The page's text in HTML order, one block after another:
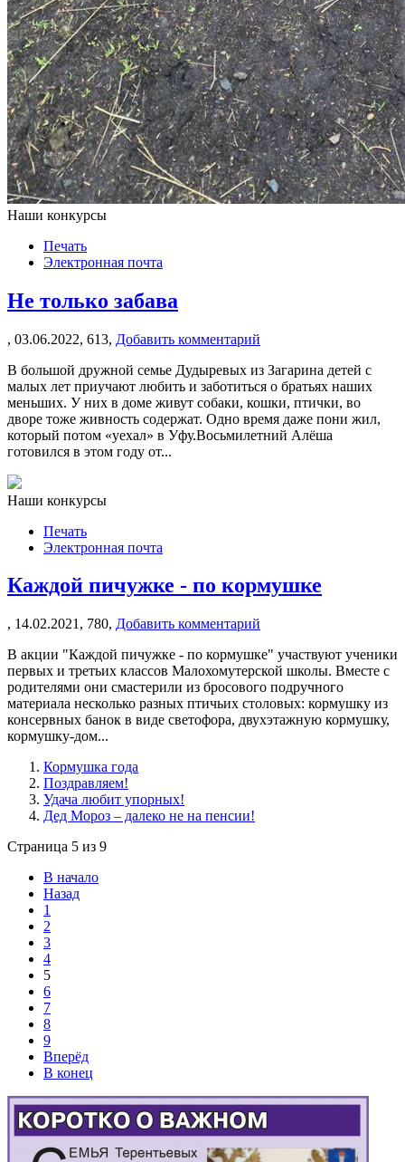
Наши конкурсы
Печать
Электронная почта
Не только забава
, 03.06.2022, 613, Добавить комментарий
В большой дружной семье Дудыревых из Загарина детей с
малых лет приучают любить и заботиться о братьях наших
меньших. У них в доме живут собаки, кошки, птички, во
дворе тоже живность содержат. Одно время даже пони жил,
который потом «уехал» в Уфу.Восьмилетний Алёша
готовился в этом году от...
Наши конкурсы
Печать
Электронная почта
Каждой пичужке - по кормушке
, 14.02.2021, 780, Добавить комментарий
В акции "Каждой пичужке - по кормушке" участвуют ученики
первых и третьих классов Малохомутерской школы. Вместе с
родителями они смастерили из бросового подручного
материала несколько разных птичьих столовых: кормушку из
консервных банок в виде светофора, двухэтажную кормушку,
кормушку-дом...
Кормушка года
Поздравляем!
Удача любит упорных!
Дед Мороз – далеко не на пенсии!
Страница 5 из 9
В начало
Назад
1
2
3
4
5
6
7
8
9
Вперёд
В конец